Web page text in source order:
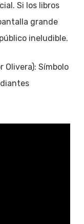
Si los libros
grande
ineludible.
Olivera): Símbolo